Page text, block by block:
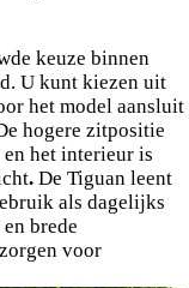
keuze binnen
U kunt kiezen uit
het model aansluit
hogere zitpositie
het interieur is
. De Tiguan leent
als dagelijks
brede
voor